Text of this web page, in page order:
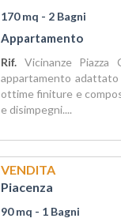
170 mq - 2 Bagni
Appartamento
Rif. Vicinanze Piazza
appartamento
ottime finiture e
e disimpegni....
VENDITA
Piacenza
90 mq - 1 Bagni